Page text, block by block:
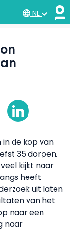
NL
in de kop van
35 dorpen.
kijkt naar
heeft
uit laten
van het
naar een
naar